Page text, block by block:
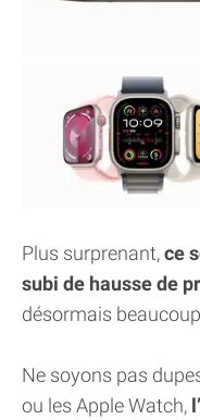
Plus surprenant,ce
subi de hausse de
désormais
Ne soyons pas
ou les Apple Watch,